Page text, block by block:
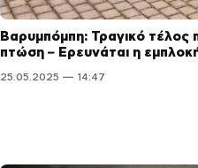
Βαρυμπόμπη: Τραγικό τέλος
πτώση – Ερευνάται η
25.05.2025 — 14:47